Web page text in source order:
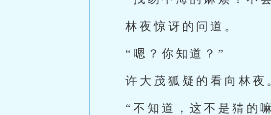
林夜惊讶的问道。
“嗯？你知道？”
许大茂狐疑的看向林夜
“不知道，这不是猜的